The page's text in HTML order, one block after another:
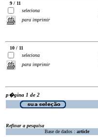
9 / 11
seleciona
para imprimir
10 / 11
seleciona
para imprimir
p�gina 1 de 2
Refinar a pesquisa
Base de dados : article